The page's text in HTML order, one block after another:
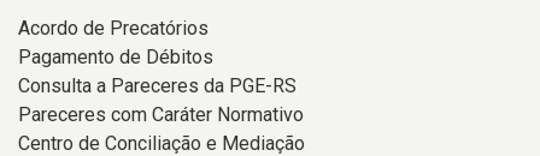
Acordo de Precatórios
Pagamento de Débitos
Consulta a Pareceres da PGE-RS
Pareceres com Caráter Normativo
Centro de Conciliação e Mediação